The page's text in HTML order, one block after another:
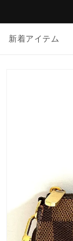
新着アイテム